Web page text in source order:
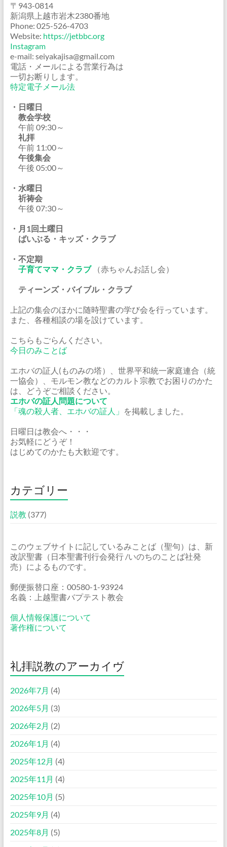
〒943-0814
新潟県上越市岩木2380番地
Phone: 025-526-4703
Website: https://jetbbc.org
Instagram
e-mail: seiyakajisa@gmail.com
電話・メールによる営業行為は
一切お断りします。
特定電子メール法
・日曜日
教会学校
午前 09:30～
礼拝
午前 11:00～
午後集会
午後 05:00～
・水曜日
祈祷会
午後 07:30～
・月1回土曜日
ばいぶる・キッズ・クラブ
・不定期
子育てママ・クラブ（赤ちゃんお話し会）
ティーンズ・バイブル・クラブ
上記の集会のほかに随時聖書の学び会を行っています。
また、各種相談の場を設けています。
こちらもごらんください。
今日のみことば
エホバの証人(ものみの塔）、世界平和統一家庭連合（統
一協会）、モルモン教などのカルト宗教でお困りのかた
は、どうぞご相談ください。
エホバの証人問題について
「魂の殺人者、エホバの証人」 を掲載しました。
日曜日は教会へ・・・
お気軽にどうぞ！
はじめてのかたも大歓迎です。
カテゴリー
説教 (377)
このウェブサイトに記しているみことば（聖句）は、新
改訳聖書（日本聖書刊行会発行 /いのちのことば社発
売）によるものです。
郵便振替口座：00580-1-93924
名義：上越聖書バプテスト教会
個人情報保護について
著作権について
礼拝説教のアーカイヴ
2026年7月 (4)
2026年5月 (3)
2026年2月 (2)
2026年1月 (4)
2025年12月 (4)
2025年11月 (4)
2025年10月 (5)
2025年9月 (4)
2025年8月 (5)